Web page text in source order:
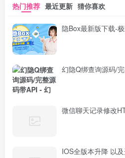
热门推荐 最近更新 猜你喜欢
隐Box最新版下载-
幻隐Q绑查询源码/
微信聊天记录修改
IOS全版本升降 以